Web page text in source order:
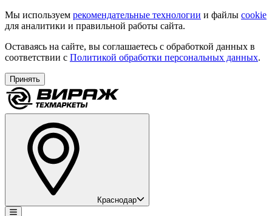
Мы используем рекомендательные технологии и файлы cookie
для аналитики и правильной работы сайта.
Оставаясь на сайте, вы соглашаетесь с обработкой данных в
соответствии с Политикой обработки персональных данных.
Принять
Краснодар